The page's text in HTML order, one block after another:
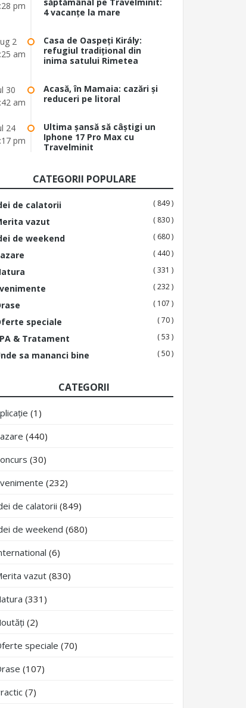
pm
4 vacanțe la mare
2
am
Casa de Oaspeți Király:
refugiul tradițional din
inima satului Rimetea
30
am
Acasă, în Mamaia: cazări și
reduceri pe litoral
24
pm
Ultima șansă să câștigi un
Iphone 17 Pro Max cu
Travelminit
CATEGORII POPULARE
de calatorii ( 849 )
vazut ( 830 )
de weekend ( 680 )
( 440 )
( 331 )
( 232 )
( 107 )
speciale ( 70 )
& Tratament ( 53 )
sa mananci bine ( 50 )
CATEGORII
(1)
(440)
(30)
(232)
de calatorii (849)
de weekend (680)
(6)
vazut (830)
(331)
(2)
speciale (70)
(107)
(7)